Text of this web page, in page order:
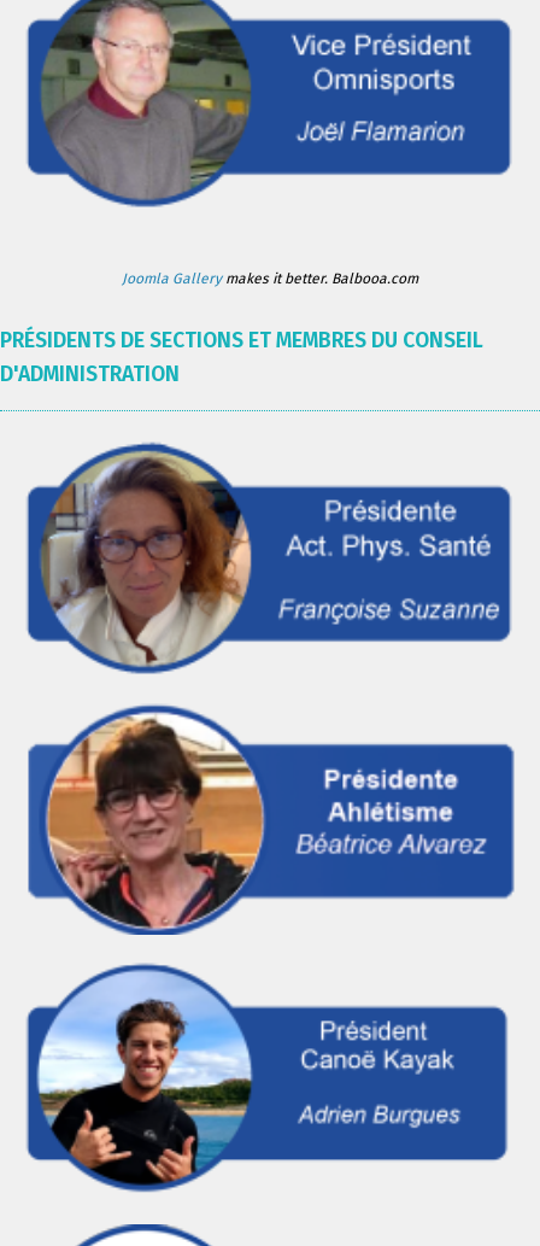
Joomla Gallerymakes it better. Balbooa.com
PRÉSIDENTS DE SECTIONS ET MEMBRES DU CONSEIL
D'ADMINISTRATION